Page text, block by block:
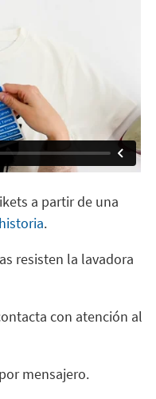
a partir de una
.
resisten la lavadora
con atención al
mensajero.